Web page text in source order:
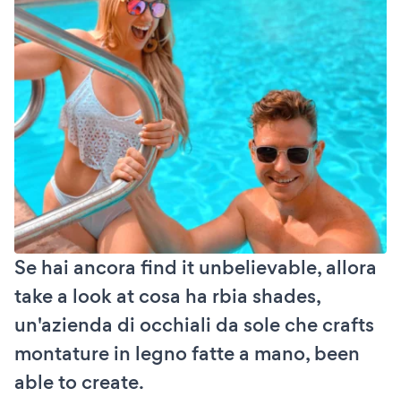
Se hai ancora find it unbelievable, allora
take a look at cosa ha rbia shades,
un'azienda di occhiali da sole che crafts
montature in legno fatte a mano, been
able to create.